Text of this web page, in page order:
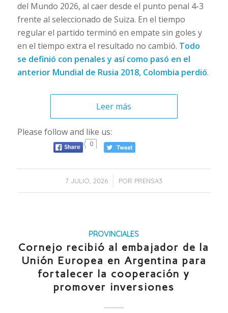
del Mundo 2026, al caer desde el punto penal 4-3
frente al seleccionado de Suiza. En el tiempo
regular el partido terminó en empate sin goles y
en el tiempo extra el resultado no cambió. Todo
se definió con penales y así como pasó en el
anterior Mundial de Rusia 2018, Colombia perdió.
Leer más
Please follow and like us:
0
7 JULIO, 2026
/ POR PRENSA3
PROVINCIALES
Cornejo recibió al embajador de la
Unión Europea en Argentina para
fortalecer la cooperación y
promover inversiones